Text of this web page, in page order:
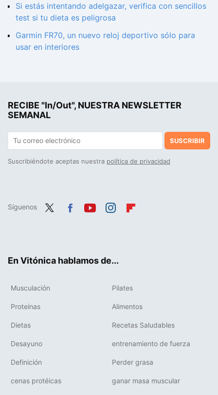
Si estás intentando adelgazar, verifica con sencillos
test si tu dieta es peligrosa
Garmin FR70, un nuevo reloj deportivo sólo para
usar en interiores
RECIBE "In/Out", NUESTRA NEWSLETTER
SEMANAL
SUSCRIBIR
Suscribiéndote aceptas nuestra política de privacidad
Síguenos
En Vitónica hablamos de...
Musculación Pilates
Proteínas Alimentos
Dietas Recetas Saludables
Desayuno entrenamiento de fuerza
Definición Perder grasa
cenas protéicas ganar masa muscular